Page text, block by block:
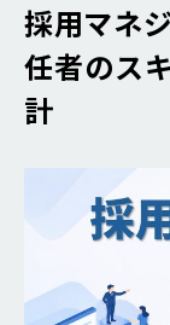
採用マネ
任者のス
計